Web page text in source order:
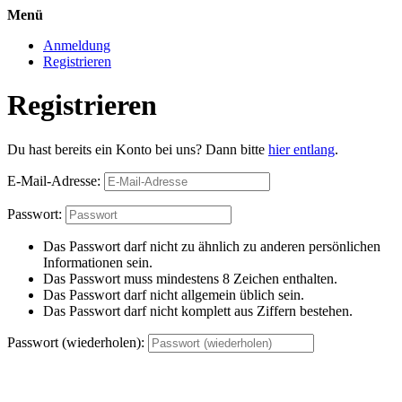
Menü
Anmeldung
Registrieren
Registrieren
Du hast bereits ein Konto bei uns? Dann bitte hier entlang.
E-Mail-Adresse:
Passwort:
Das Passwort darf nicht zu ähnlich zu anderen persönlichen
Informationen sein.
Das Passwort muss mindestens 8 Zeichen enthalten.
Das Passwort darf nicht allgemein üblich sein.
Das Passwort darf nicht komplett aus Ziffern bestehen.
Passwort (wiederholen):